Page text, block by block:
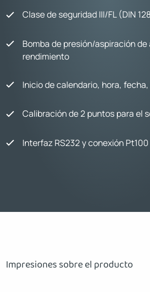
Clase de seguridad III/FL (DIN
Bomba de presión/aspiración de
rendimiento
Inicio de calendario, hora,
Calibración de 2 puntos para el
Interfaz RS232 y conexión Pt100
Impresiones sobre el producto